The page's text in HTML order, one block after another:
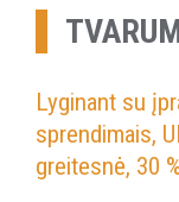
Lyginant su
sprendimais,
greitesnė, 30